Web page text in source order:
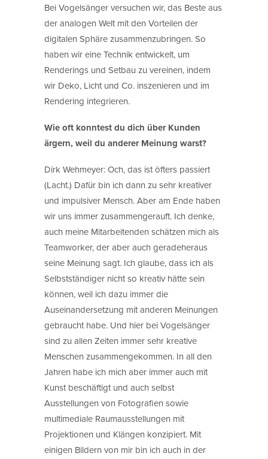
Bei Vogelsänger versuchen wir, das Beste aus
der analogen Welt mit den Vorteilen der
digitalen Sphäre zusammenzubringen. So
haben wir eine Technik entwickelt, um
Renderings und Setbau zu vereinen, indem
wir Deko, Licht und Co. inszenieren und im
Rendering integrieren.
Wie oft konntest du dich über Kunden
ärgern, weil du anderer Meinung warst?
Dirk Wehmeyer: Och, das ist öfters passiert
(Lacht.) Dafür bin ich dann zu sehr kreativer
und impulsiver Mensch. Aber am Ende haben
wir uns immer zusammengerauft. Ich denke,
auch meine Mitarbeitenden schätzen mich als
Teamworker, der aber auch geradeheraus
seine Meinung sagt. Ich glaube, dass ich als
Selbstständiger nicht so kreativ hätte sein
können, weil ich dazu immer die
Auseinandersetzung mit anderen Meinungen
gebraucht habe. Und hier bei Vogelsänger
sind zu allen Zeiten immer sehr kreative
Menschen zusammengekommen. In all den
Jahren habe ich mich aber immer auch mit
Kunst beschäftigt und auch selbst
Ausstellungen von Fotografien sowie
multimediale Raumausstellungen mit
Projektionen und Klängen konzipiert. Mit
einigen Bildern von mir bin ich auch in der